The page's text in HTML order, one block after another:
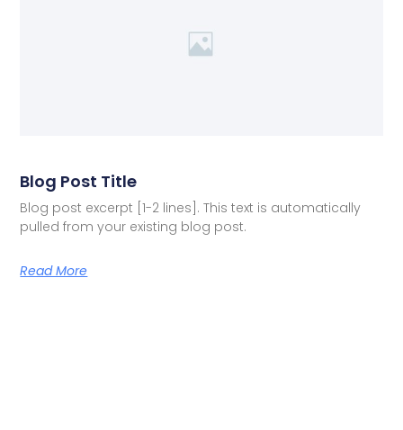
Blog Post Title
Blog post excerpt [1-2 lines]. This text is automatically
pulled from your existing blog post.
Read More